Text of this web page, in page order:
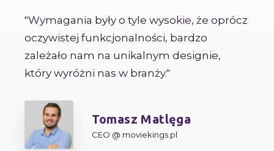
"Wymagania były o tyle wysokie, że oprócz
oczywistej funkcjonalności, bardzo
zależało nam na unikalnym designie,
który wyróżni nas w branży."
Tomasz Matlęga
CEO @ moviekings.pl